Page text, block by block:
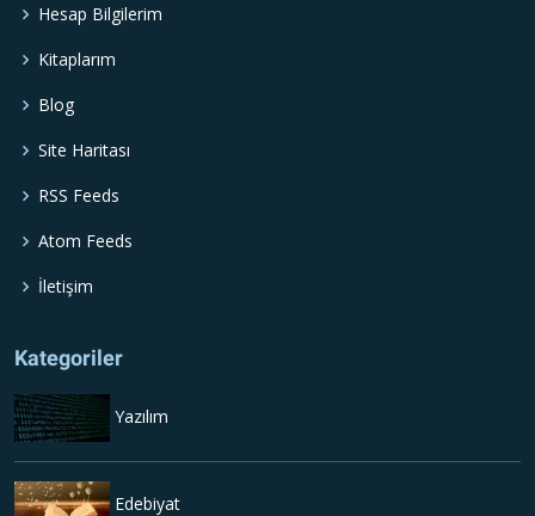
Hesap Bilgilerim
Kitaplarım
Blog
Site Haritası
RSS Feeds
Atom Feeds
İletişim
Kategoriler
Yazılım
Edebiyat